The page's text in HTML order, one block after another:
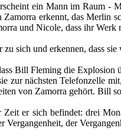
ein Mann im Raum -
erkennt, das Merlin
und Nicole, dass ihr
sich und erkennen, dass
Bill Fleming die Explosion
zur nächsten Telefonzelle
von Zamorra gehört. Bill
Zeit er sich befindet: drei
Vergangenheit, der